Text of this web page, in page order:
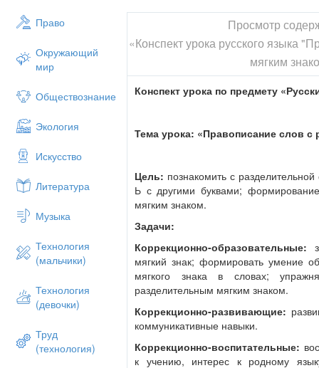
Право
Окружающий
мир
Обществознание
Экология
Искусство
Литература
Музыка
Технология
(мальчики)
Технология
(девочки)
Труд
(технология)
Просмотр
«Конспект урока русского языка
мягким
Конспект урока по предмету
Тема урока: «Правописание слов
Цель: познакомить с
Ь с другими буквами;
мягким знаком.
Задачи:
Коррекционно-образовательные:
мягкий знак; формировать умение
мягкого знака в словах;
разделительным мягким знаком.
Коррекционно-развивающие:
коммуникативные навыки.
Коррекционно-воспитательные:
к учению, интерес к родному